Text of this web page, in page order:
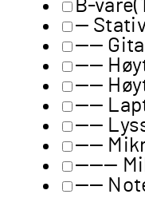
B-vare
—
——
——
——
——
——
——
———
——